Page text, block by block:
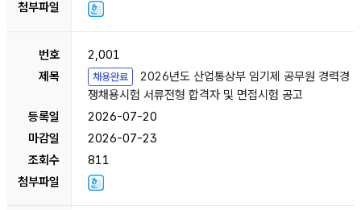
2,001
채용완료
2026년도 산업통상부 임기제 공무원 경력경
쟁채용시험 서류전형 합격자 및 면접시험 공고
2026-07-20
2026-07-23
811